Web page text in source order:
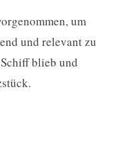
um
und relevant zu
blieb und